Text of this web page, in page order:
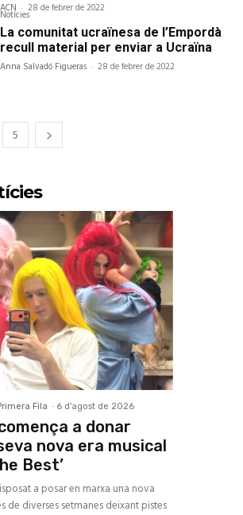
ACN - 28 de febrer de 2022
Notícies
La comunitat ucraïnesa de l’Empordà
recull material per enviar a Ucraïna
Anna Salvadó Figueras - 28 de febrer de 2022
5
Fila - 6 d'agost de 2026
a donar
nova era musical
Best’
a posar en marxa una nova
de diverses setmanes deixant pistes